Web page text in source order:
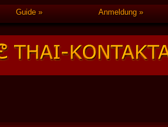
Guide Anmeldung